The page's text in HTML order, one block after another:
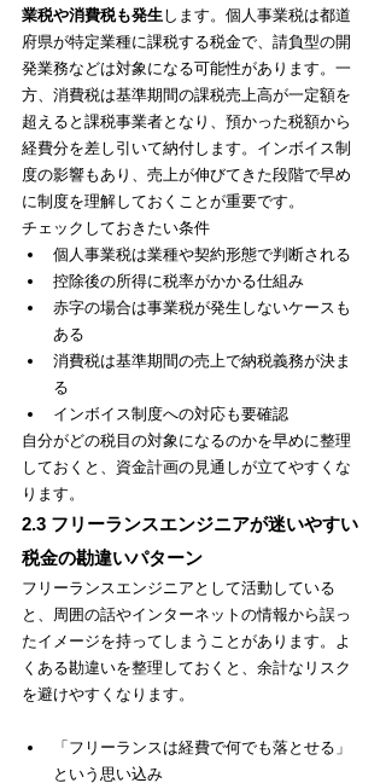
業税や消費税も発生します。個人事業税は都道
府県が特定業種に課税する税金で、請負型の開
発業務などは対象になる可能性があります。一
方、消費税は基準期間の課税売上高が一定額を
超えると課税事業者となり、預かった税額から
経費分を差し引いて納付します。インボイス制
度の影響もあり、売上が伸びてきた段階で早め
に制度を理解しておくことが重要です。
チェックしておきたい条件
個人事業税は業種や契約形態で判断される
控除後の所得に税率がかかる仕組み
赤字の場合は事業税が発生しないケースも
ある
消費税は基準期間の売上で納税義務が決ま
る
インボイス制度への対応も要確認
自分がどの税目の対象になるのかを早めに整理
しておくと、資金計画の見通しが立てやすくな
ります。
2.3 フリーランスエンジニアが迷いやすい
税金の勘違いパターン
フリーランスエンジニアとして活動している
と、周囲の話やインターネットの情報から誤っ
たイメージを持ってしまうことがあります。よ
くある勘違いを整理しておくと、余計なリスク
を避けやすくなります。
「フリーランスは経費で何でも落とせる」
という思い込み